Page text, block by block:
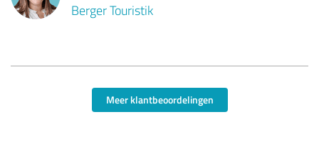
Berger Touristik
Meer klantbeoordelingen